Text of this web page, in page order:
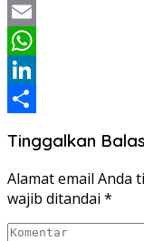
Twitter
Email
WhatsApp
LinkedIn
Tinggalkan
Alamat email Anda
wajib ditandai *